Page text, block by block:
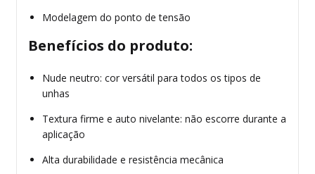
Modelagem do ponto de tensão
Benefícios do produto:
Nude neutro: cor versátil para todos os tipos de
unhas
Textura firme e auto nivelante: não escorre durante a
aplicação
Alta durabilidade e resistência mecânica